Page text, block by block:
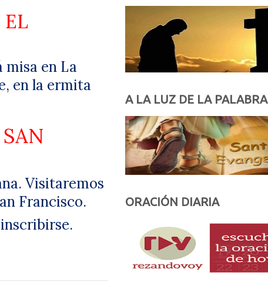
EL
misa en La
en la ermita
Visitaremos
Francisco.
A LA LUZ DE LA PALABRA
ORACIÓN DIARIA